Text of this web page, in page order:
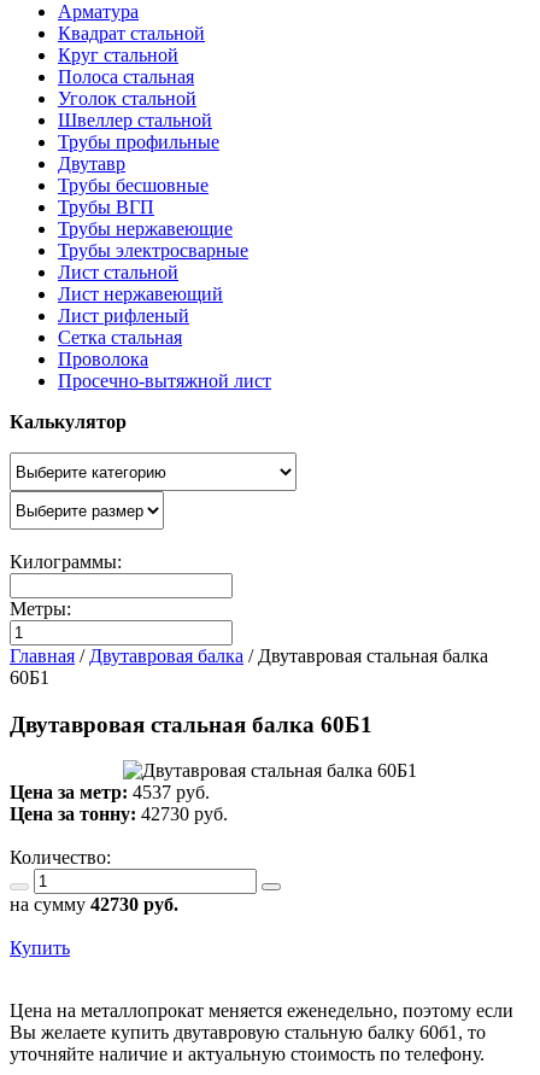
Арматура
Квадрат стальной
Круг стальной
Полоса стальная
Уголок стальной
Швеллер стальной
Трубы профильные
Двутавр
Трубы бесшовные
Трубы ВГП
Трубы нержавеющие
Трубы электросварные
Лист стальной
Лист нержавеющий
Лист рифленый
Сетка стальная
Проволока
Просечно-вытяжной лист
Калькулятор
Килограммы:
Метры:
Главная / Двутавровая балка / Двутавровая стальная балка
60Б1
Двутавровая стальная балка 60Б1
Цена за метр: 4537 руб.
Цена за тонну: 42730 руб.
Количество:
на сумму 42730 руб.
Купить
Цена на металлопрокат меняется еженедельно, поэтому если
Вы желаете купить двутавровую стальную балку 60б1, то
уточняйте наличие и актуальную стоимость по телефону.